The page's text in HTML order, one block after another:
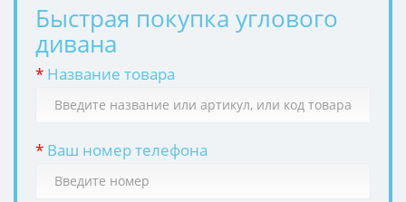
Быстрая покупка углового
дивана
* Название товара
* Ваш номер телефона